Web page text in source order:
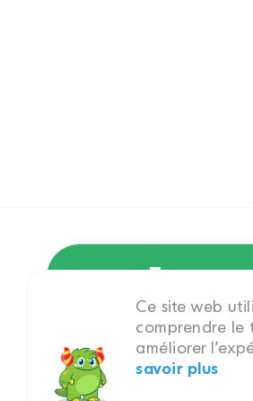
My Little Pony
Ce site web
comprendre le
améliorer
savoir plus